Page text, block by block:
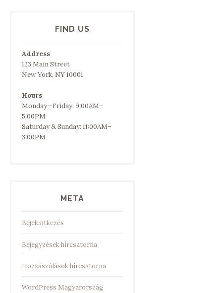
FIND US
Address
123 Main Street
New York, NY 10001
Hours
Monday—Friday: 9:00AM–
5:00PM
Saturday & Sunday: 11:00AM–
3:00PM
META
Bejelentkezés
Bejegyzések hírcsatorna
Hozzászólások hírcsatorna
WordPress Magyarország